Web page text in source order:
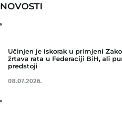
NOVOSTI
Učinjen je iskorak u primjeni
žrtava rata u Federaciji BiH, ali
predstoji
08.07.2026.